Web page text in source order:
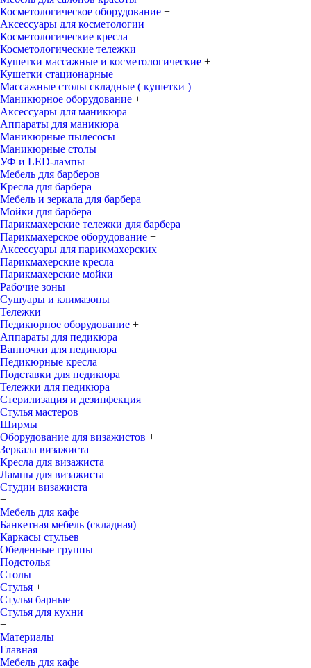
Косметологическое оборудование +
Аксессуары для косметологии
Косметологические кресла
Косметологические тележки
Кушетки массажные и косметологические +
Кушетки стационарные
Массажные столы складные ( кушетки )
Маникюрное оборудование +
Аксессуары для маникюра
Аппараты для маникюра
Маникюрные пылесосы
Маникюрные столы
УФ и LED-лампы
Мебель для барберов +
Кресла для барбера
Мебель и зеркала для барбера
Мойки для барбера
Парикмахерские тележки для барбера
Парикмахерское оборудование +
Аксессуары для парикмахерских
Парикмахерские кресла
Парикмахерские мойки
Рабочие зоны
Сушуары и климазоны
Тележки
Педикюрное оборудование +
Аппараты для педикюра
Ванночки для педикюра
Педикюрные кресла
Подставки для педикюра
Тележки для педикюра
Стерилизация и дезинфекция
Стулья мастеров
Ширмы
Оборудование для визажистов +
Зеркала визажиста
Кресла для визажиста
Лампы для визажиста
Студии визажиста
+
Мебель для кафе
Банкетная мебель (складная)
Каркасы стульев
Обеденные группы
Подстолья
Столы
Стулья +
Стулья барные
Стулья для кухни
+
Материалы +
Главная
Мебель для кафе